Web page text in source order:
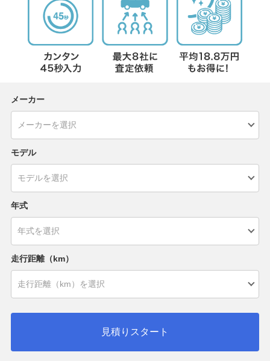
メーカー
モデル
年式
走行距離（km）
見積りスタート